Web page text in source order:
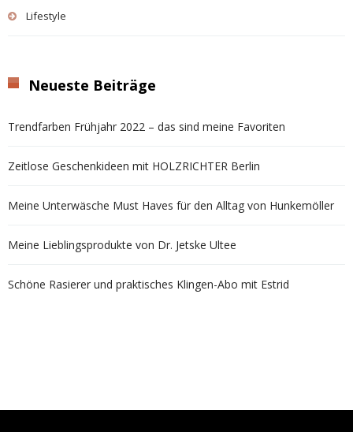
Lifestyle
Neueste Beiträge
Trendfarben Frühjahr 2022 – das sind meine Favoriten
Zeitlose Geschenkideen mit HOLZRICHTER Berlin
Meine Unterwäsche Must Haves für den Alltag von Hunkemöller
Meine Lieblingsprodukte von Dr. Jetske Ultee
Schöne Rasierer und praktisches Klingen-Abo mit Estrid